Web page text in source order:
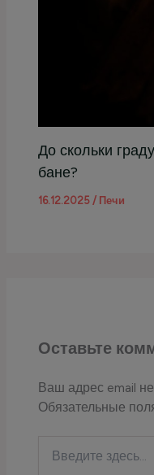
До скольки
бане?
16.12.2025 / Печи
Оставьте
Ваш адрес email не
Обязательные
здесь...